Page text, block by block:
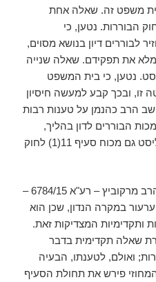
משפט זה. שאלה אחת
סעיף 11(3) לחוק הבוררות. נטען, כי
לבוררים דיון בנושא מסוים,
את תפקידם. שאלה שנייה
נטען, כי בית המשפט
ובכך קבע למעשה חיסיון
הרב כהנמן על טענות רבות
הבוררים לדון בהליך,
והצורך לפסול את הבורר צימבליסט גם מכוח סעיף 11(1) לחוק
בבקשת רשות הערעור שהגיש הרב מרקוביץ – רע"א 6784/15 –
במקרה הנדון, שכן הוא
ותקדימיות המצדיקות זאת.
שאלה תקדימית בדבר
לחוק הבוררות; ואולם, לטענתו, הבעיה
פירש את תחולת הסעיף